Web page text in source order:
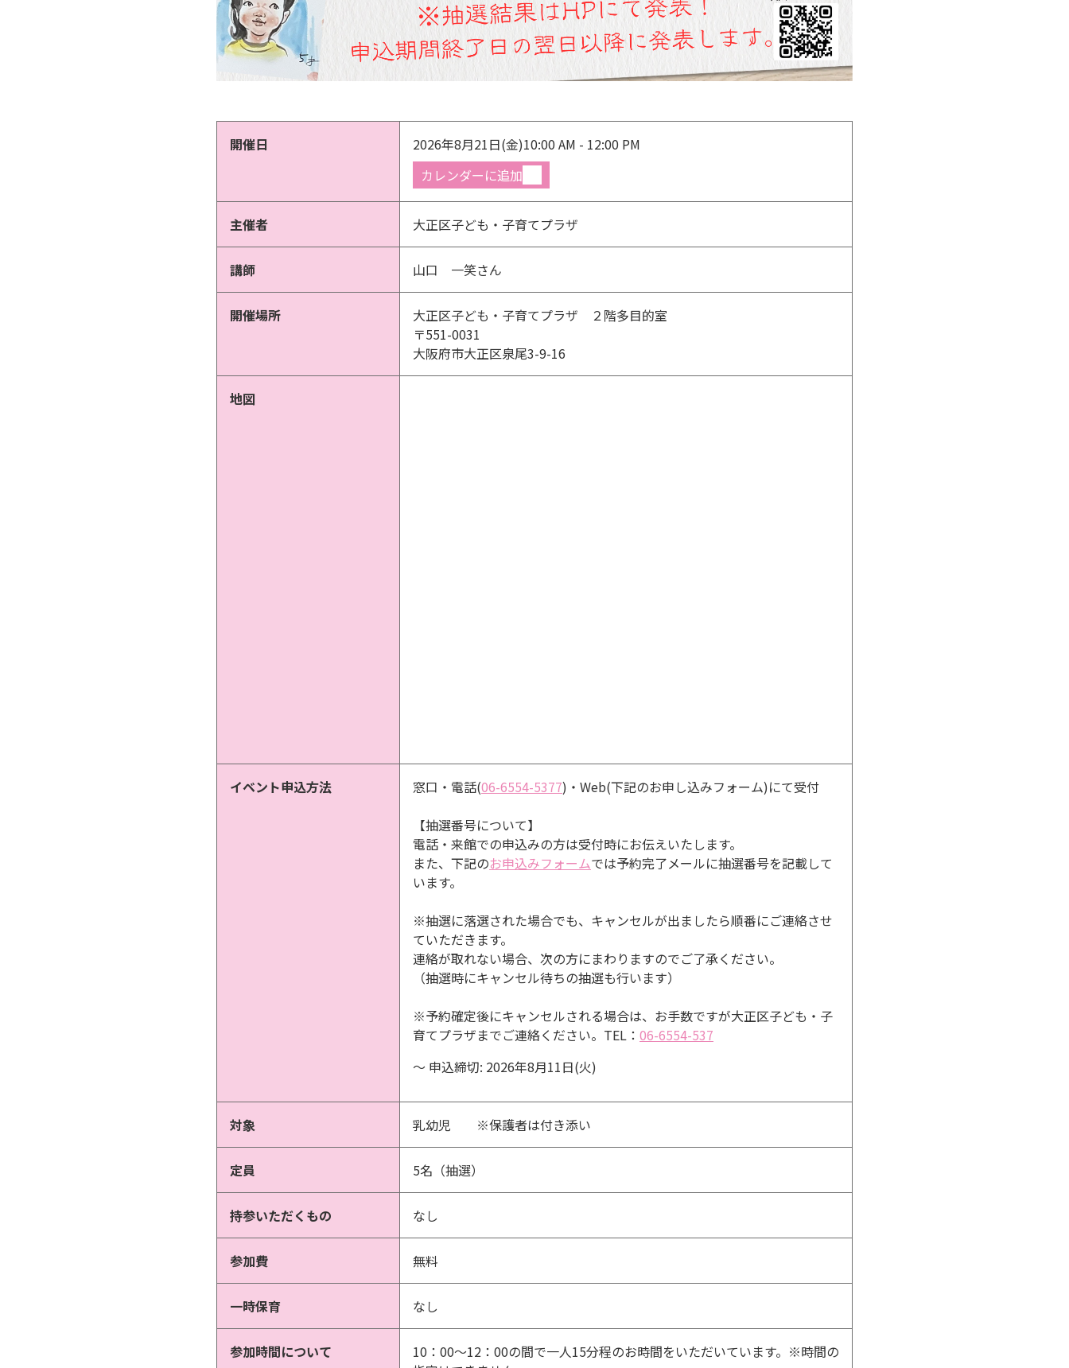
開催日 2026年8月21日(金)10:00 AM - 12:00 PM
カレンダーに追加
主催者 大正区子ども・子育てプラザ
講師 山口 一笑さん
開催場所
大正区子ども・子育てプラザ ２階多目的室
〒551-0031
大阪府市大正区泉尾3-9-16
地図
イベント申込方法 窓口・電話(06-6554-5377)・Web(下記のお申し込みフォーム)にて受付
【抽選番号について】
電話・来館での申込みの方は受付時にお伝えいたします。
また、下記のお申込みフォームでは予約完了メールに抽選番号を記載して
います。
※抽選に落選された場合でも、キャンセルが出ましたら順番にご連絡させ
ていただきます。
連絡が取れない場合、次の方にまわりますのでご了承ください。
（抽選時にキャンセル待ちの抽選も行います）
※予約確定後にキャンセルされる場合は、お手数ですが大正区子ども・子
育てプラザまでご連絡ください。TEL： 06-6554-537
〜 申込締切: 2026年8月11日(火)
対象 乳幼児 ※保護者は付き添い
定員 5名（抽選）
持参いただくもの なし
参加費 無料
一時保育 なし
参加時間について
10：00～12：00の間で一人15分程のお時間をいただいています。※時間の